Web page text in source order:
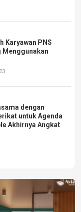
Karyawan PNS
Menggunakan
dengan
untuk Agenda
Akhirnya Angkat